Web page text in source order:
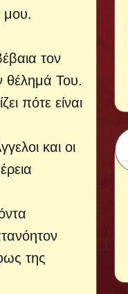
μου.
τον
θέλημά Του.
πότε είναι
και οι
της